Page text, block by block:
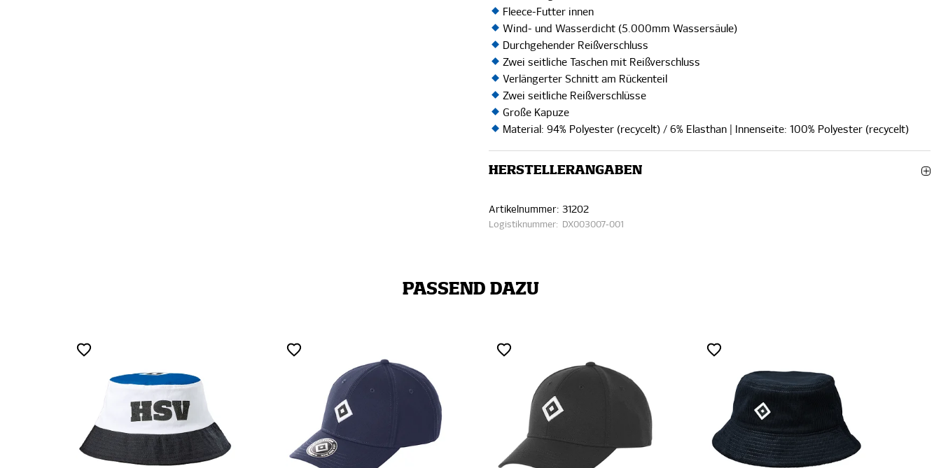
Fleece-Futter innen
Wind- und Wasserdicht (5.000mm Wassersäule)
Durchgehender Reißverschluss
Zwei seitliche Taschen mit Reißverschluss
Verlängerter Schnitt am Rückenteil
Zwei seitliche Reißverschlüsse
Große Kapuze
Material: 94% Polyester (recycelt) / 6% Elasthan | Innenseite: 100% Polyester (recycelt)
HERSTELLERANGABEN
Artikelnummer: 31202
Logistiknummer: DX003007-001
PASSEND DAZU